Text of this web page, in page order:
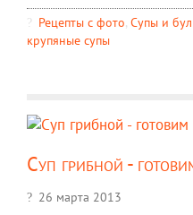
Рецепты c фото, Супы и
крупяные супы
Суп грибной -
26 марта 2013